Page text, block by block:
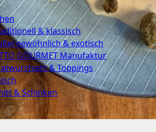
& klassisch
& exotisch
GOURMET Manufaktur
& Toppings
& Schinken